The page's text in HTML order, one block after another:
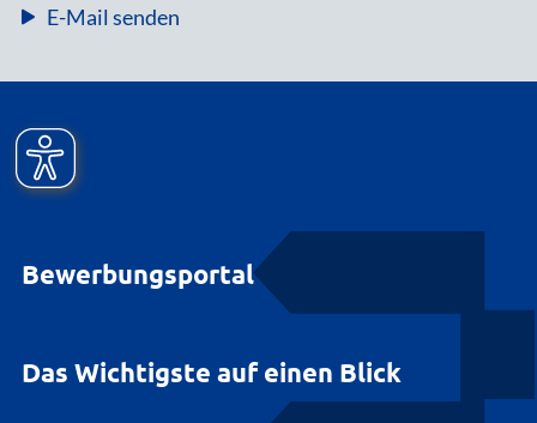
E-Mail senden
Bewerbungsportal
Das Wichtigste auf einen Blick